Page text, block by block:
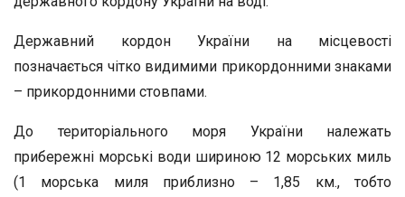
Державний кордон України на місцевості
позначається чітко видимими прикордонними знаками
– прикордонними стовпами.
До територіального моря України належать
прибережні морські води шириною 12 морських миль
(1 морська миля приблизно – 1,85 км., тобто